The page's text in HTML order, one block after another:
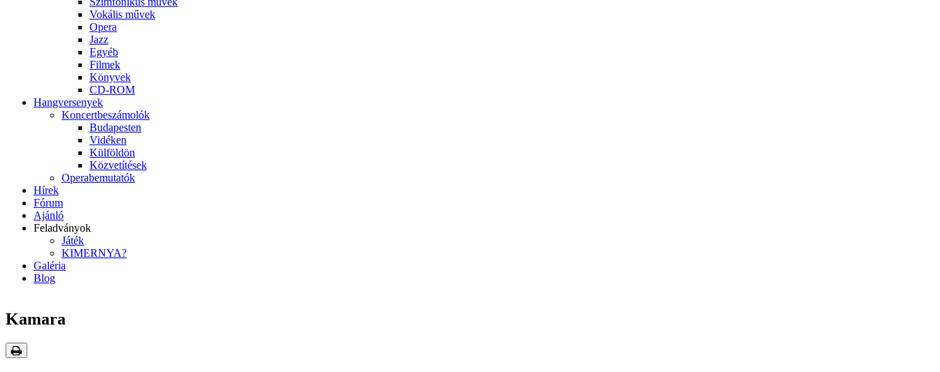
Vokális művek
Opera
Jazz
Egyéb
Filmek
Könyvek
CD-ROM
Hangversenyek
Koncertbeszámolók
Budapesten
Vidéken
Külföldön
Közvetítések
Operabemutatók
Hírek
Fórum
Ajánló
Feladványok
Játék
KIMERNYA?
Galéria
Blog
Kamara